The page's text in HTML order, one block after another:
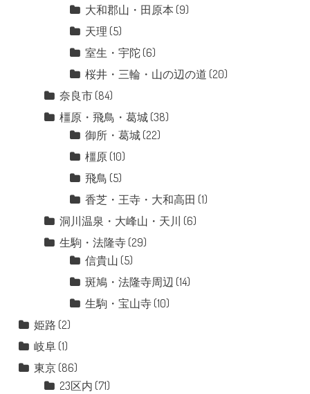
大和郡山・田原本 (9)
天理 (5)
室生・宇陀(6)
桜井・三輪・山の辺の道 (20)
奈良市(84)
橿原・飛鳥・葛城(38)
御所・葛城(22)
橿原(10)
飛鳥 (5)
香芝・王寺・大和高田 (1)
洞川温泉・大峰山・天川 (6)
生駒・法隆寺(29)
信貴山 (5)
斑鳩・法隆寺周辺 (14)
生駒・宝山寺(10)
姫路 (2)
岐阜(1)
東京(86)
23区内 (71)